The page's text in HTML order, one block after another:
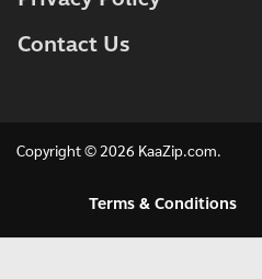
Contact Us
Copyright © 2026 KaaZip.com.
Terms & Conditions